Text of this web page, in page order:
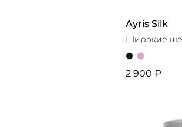
Ayris Silk
Широкие
2 900 ₽